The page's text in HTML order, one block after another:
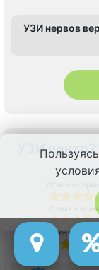
УЗИ нервов
УЗИ
Отзыв о
Отзыв о
Отзыв об